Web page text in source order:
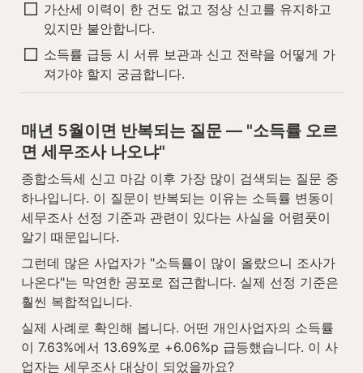
가산세 이력이 한 건도 없고 정상 신고를 유지하고
있지만 불안합니다.
소득률 급등 시 서류 보관과 신고 전략을 어떻게 가
져가야 할지 궁금합니다.
매년 5월이면 반복되는 질문 — "소득률 오르
면 세무조사 나오냐"
종합소득세 신고 마감 이후 가장 많이 검색되는 질문 중
하나입니다. 이 질문이 반복되는 이유는 소득률 변동이
세무조사 선정 기준과 관련이 있다는 사실을 어렴풋이
알기 때문입니다.
그런데 많은 사업자가 "소득률이 많이 올랐으니 조사가
나온다"는 막연한 공포로 접근합니다. 실제 선정 기준은
훨씬 복합적입니다.
실제 사례로 확인해 봅니다. 어떤 개인사업자의 소득률
이 7.63%에서 13.69%로 +6.06%p 급등했습니다. 이 사
업자는 세무조사 대상이 되었을까요?